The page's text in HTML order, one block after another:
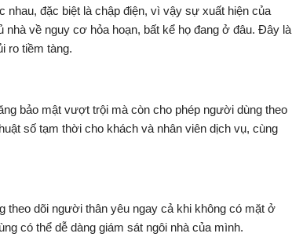
nhau, đặc biệt là chập điện, vì vậy sự xuất hiện của
nhà về nguy cơ hỏa hoạn, bất kể họ đang ở đâu. Đây là
ro tiềm tàng.
bảo mật vượt trội mà còn cho phép người dùng theo
số tạm thời cho khách và nhân viên dịch vụ, cùng
theo dõi người thân yêu ngay cả khi không có mặt ở
có thể dễ dàng giám sát ngôi nhà của mình.